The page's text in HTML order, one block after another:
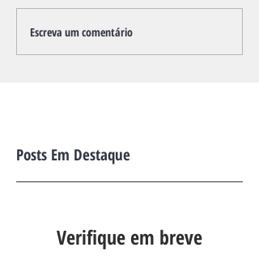
Escreva um comentário
Posts Em Destaque
Verifique em breve